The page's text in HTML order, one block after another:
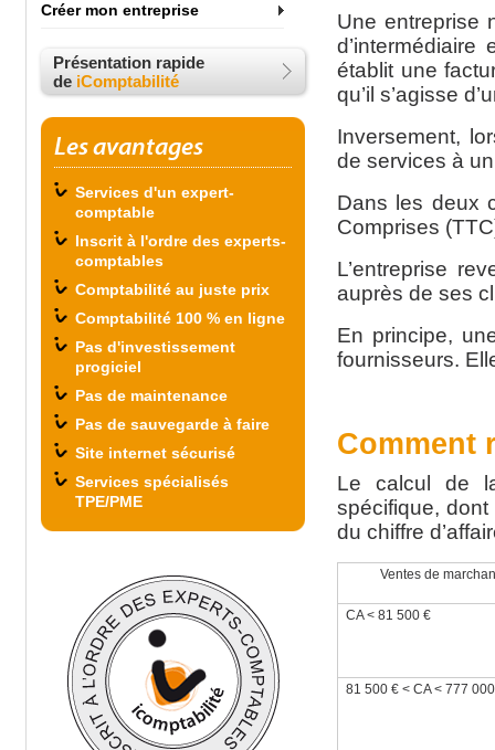
Créer mon entreprise
Présentation rapide
de iComptabilité
Les avantages
Services d'un expert-
comptable
Inscrit à l'ordre des experts-
comptables
Comptabilité au juste prix
Comptabilité 100 % en ligne
Pas d'investissement
progiciel
Pas de maintenance
Pas de sauvegarde à faire
Site internet sécurisé
Services spécialisés
TPE/PME
Une entreprise
d’intermédiaire
établit une
qu’il s’agisse
Inversement,
de services à
Dans les deux
Comprises
L’entreprise
auprès de ses
En principe,
fournisseurs.
Comment
Le calcul de
spécifique, dont
du chiffre
Ventes de
CA < 81 500 €
81 500 € < CA < 777